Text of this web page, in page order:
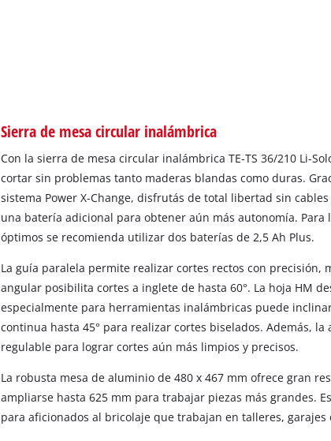
Sierra de mesa circular inalámbrica
Con la sierra de mesa circular inalámbrica TE-TS 36/210 Li-
cortar sin problemas tanto maderas blandas como duras.
sistema Power X-Change, disfrutás de total libertad sin
una batería adicional para obtener aún más autonomía. Para
óptimos se recomienda utilizar dos baterías de 2,5 Ah Plus.
La guía paralela permite realizar cortes rectos con precisión,
angular posibilita cortes a inglete de hasta 60°. La hoja HM
especialmente para herramientas inalámbricas puede
continua hasta 45° para realizar cortes biselados. Además, la
regulable para lograr cortes aún más limpios y precisos.
La robusta mesa de aluminio de 480 x 467 mm ofrece gran
ampliarse hasta 625 mm para trabajar piezas más grandes.
para aficionados al bricolaje que trabajan en talleres, garajes